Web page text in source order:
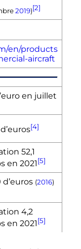
2019)[2]
en/products
aircraft
en juillet
[4]
52,1
en 2021[5]
d’euros (2016)
4,2
en 2021[5]